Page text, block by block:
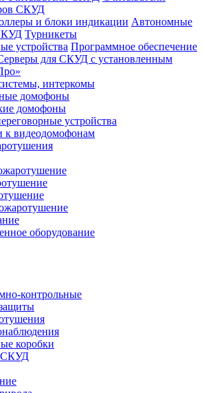
СКУД
и блоки индикации Автономные
Турникеты
устройства Программное обеспечение
для СКУД с установленным
интеркомы
домофоны
домофоны
устройства
к видеодомофонам
оборудование
контрольные
коробки
СКУД